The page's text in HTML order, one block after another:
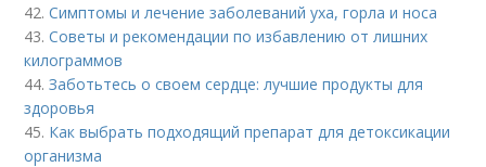
42.Симптомы и лечение заболеваний уха, горла и носа
43.Советы и рекомендации по избавлению от лишних
килограммов
44.Заботьтесь о своем сердце: лучшие продукты для
здоровья
45. Как выбрать подходящий препарат для детоксикации
организма